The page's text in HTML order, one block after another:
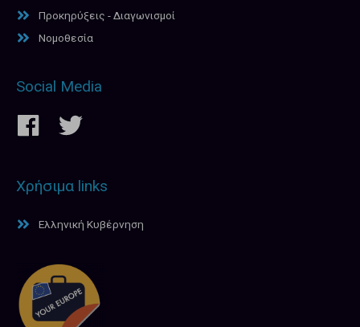
Προκηρύξεις - Διαγωνισμοί
Νομοθεσία
Social Media
Χρήσιμα links
Ελληνική Κυβέρνηση